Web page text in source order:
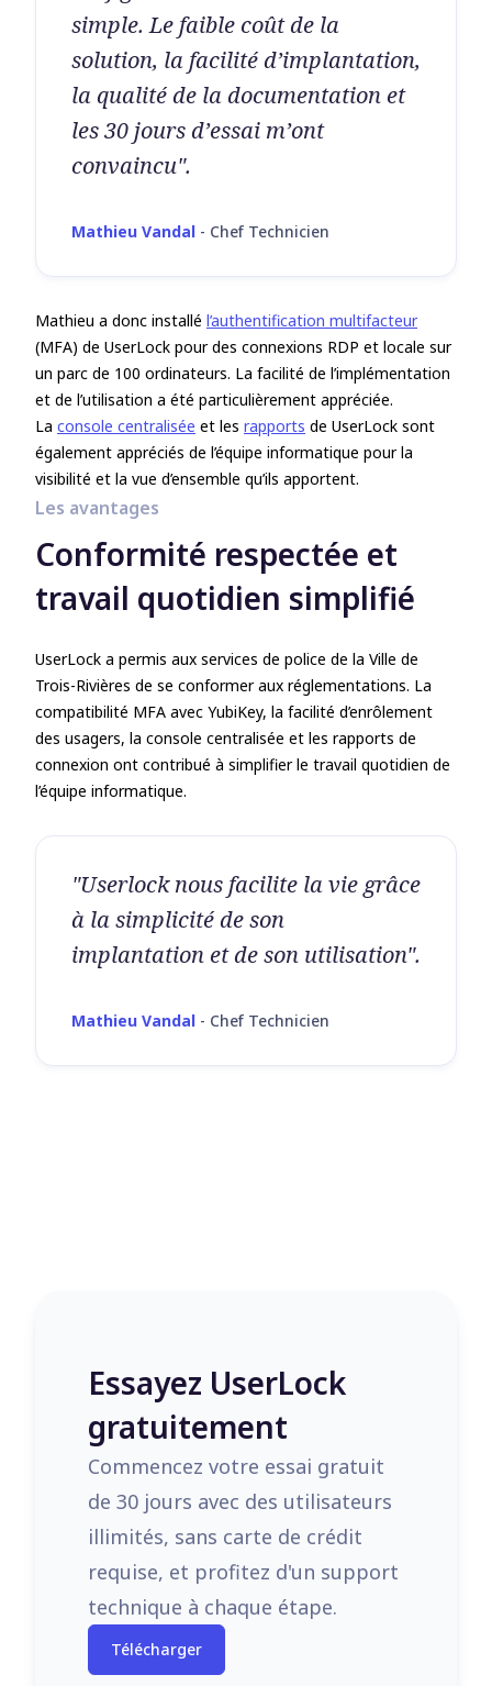
simple. Le faible coût de la
solution, la facilité d’implantation,
la qualité de la documentation et
les 30 jours d’essai m’ont
convaincu".
Mathieu Vandal - Chef Technicien
Mathieu a donc installé l’authentification multifacteur
(MFA) de UserLock pour des connexions RDP et locale sur
un parc de 100 ordinateurs. La facilité de l’implémentation
et de l’utilisation a été particulièrement appréciée.
La console centralisée et les rapports de UserLock sont
également appréciés de l’équipe informatique pour la
visibilité et la vue d’ensemble qu’ils apportent.
Les avantages
Conformité respectée et
travail quotidien simplifié
UserLock a permis aux services de police de la Ville de
Trois-Rivières de se conformer aux réglementations. La
compatibilité MFA avec YubiKey, la facilité d’enrôlement
des usagers, la console centralisée et les rapports de
connexion ont contribué à simplifier le travail quotidien de
l’équipe informatique.
"Userlock nous facilite la vie grâce
à la simplicité de son
implantation et de son utilisation".
Mathieu Vandal - Chef Technicien
Essayez UserLock
gratuitement
Commencez votre essai gratuit
de 30 jours avec des utilisateurs
illimités, sans carte de crédit
requise, et profitez d'un support
technique à chaque étape.
Télécharger